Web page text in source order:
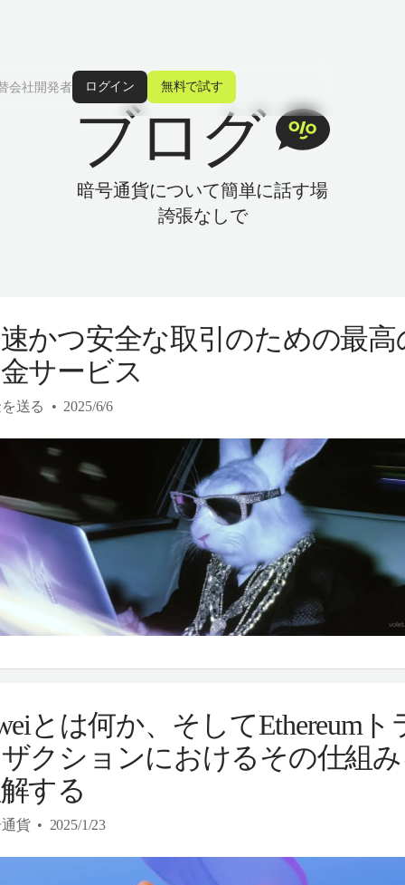
会社開発者 ログイン 無料で試す
ブログ
暗号通貨について簡単に話す場
誇張なしで
かつ安全な取引のための最高
サービス
送る 2025/6/6
とは何か、そしてEthereumト
クションにおけるその仕組
する
貨 2025/1/23